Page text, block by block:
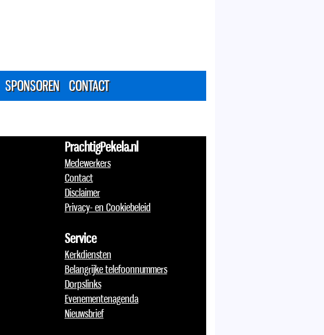
SPONSOREN CONTACT
PrachtigPekela.nl
Medewerkers
Contact
Disclaimer
Privacy- en Cookiebeleid
Service
Kerkdiensten
Belangrijke telefoonnummers
Dorpslinks
Evenementenagenda
Nieuwsbrief